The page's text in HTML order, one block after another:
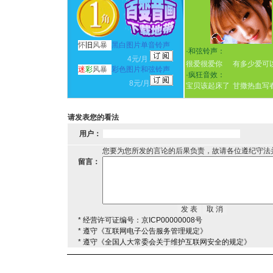
怀 旧 风暴
黑白图片单音铃声
4元/月
迷彩风暴 彩色图片和弦铃声
8元/月
·和弦铃声：
很爱很爱你
有多少爱可
·疯狂音效：
宝贝该起床了 甘撒热血写
请发表您的看法
用户：
您要为您所发的言论的后果负责，故请各位遵纪守
留言：
* 经营许可证编号：京ICP00000008号
* 遵守《互联网电子公告服务管理规定》
* 遵守《全国人大常委会关于维护互联网安全的规定》